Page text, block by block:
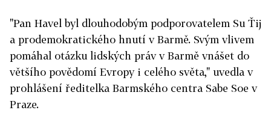
"Pan Havel byl dlouhodobým podporovatelem Su Ťij
a prodemokratického hnutí v Barmě. Svým vlivem
pomáhal otázku lidských práv v Barmě vnášet do
většího povědomí Evropy i celého světa," uvedla v
prohlášení ředitelka Barmského centra Sabe Soe v
Praze.